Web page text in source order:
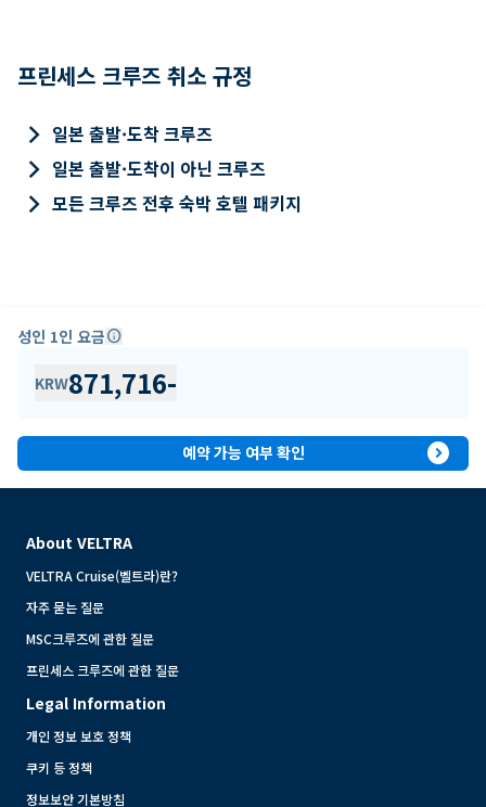
프린세스 크루즈 취소 규정
keyboard_arrow_right 일본 출발·도착 크루즈
keyboard_arrow_right 일본 출발·도착이 아닌 크루즈
keyboard_arrow_right 모든 크루즈 전후 숙박 호텔 패키지
성인 1인 요금info
KRW871,716-
예약 가능 여부 확인 expand_circle_right
About VELTRA
VELTRA Cruise(벨트라)란?
자주 묻는 질문
MSC크루즈에 관한 질문
프린세스 크루즈에 관한 질문
Legal Information
개인 정보 보호 정책
쿠키 등 정책
정보보안 기본방침